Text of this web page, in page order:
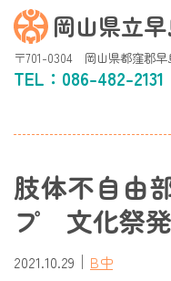
岡山県立
〒701-0304 岡山県都窪郡早
TEL： 086-482-2131
肢体不自由
プ 文化祭
2021.10.29 ｜ B中